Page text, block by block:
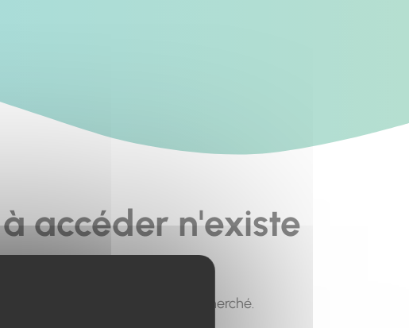
accéder n'existe
pour trouver le contenu recherché.